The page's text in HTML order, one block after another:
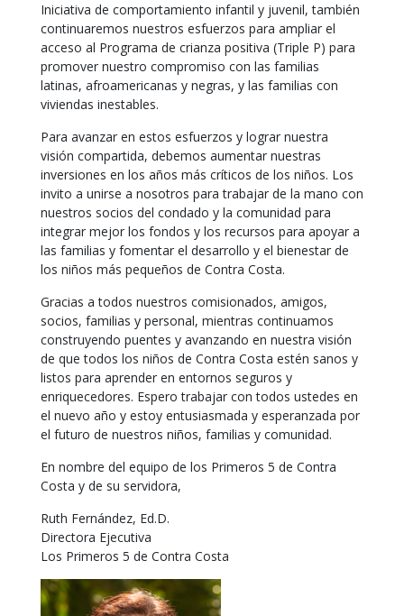
Iniciativa de comportamiento infantil y juvenil, también
continuaremos nuestros esfuerzos para ampliar el
acceso al Programa de crianza positiva (Triple P) para
promover nuestro compromiso con las familias
latinas, afroamericanas y negras, y las familias con
viviendas inestables.
Para avanzar en estos esfuerzos y lograr nuestra
visión compartida, debemos aumentar nuestras
inversiones en los años más críticos de los niños. Los
invito a unirse a nosotros para trabajar de la mano con
nuestros socios del condado y la comunidad para
integrar mejor los fondos y los recursos para apoyar a
las familias y fomentar el desarrollo y el bienestar de
los niños más pequeños de Contra Costa.
Gracias a todos nuestros comisionados, amigos,
socios, familias y personal, mientras continuamos
construyendo puentes y avanzando en nuestra visión
de que todos los niños de Contra Costa estén sanos y
listos para aprender en entornos seguros y
enriquecedores. Espero trabajar con todos ustedes en
el nuevo año y estoy entusiasmada y esperanzada por
el futuro de nuestros niños, familias y comunidad.
En nombre del equipo de los Primeros 5 de Contra
Costa y de su servidora,
Ruth Fernández, Ed.D.
Directora Ejecutiva
Los Primeros 5 de Contra Costa